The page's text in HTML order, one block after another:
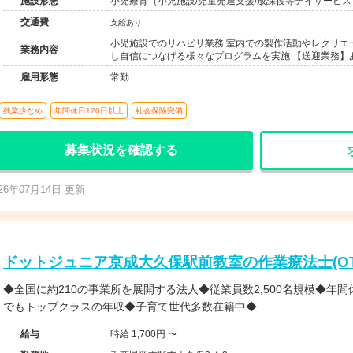
交通費
支給あり
業務内容
小児施設でのリハビリ業務 室内での製作活動やレクリ
し自信につなげる様々なプログラムを実施 【送迎業務】
雇用形態
常勤
残業少なめ 年間休日120日以上 社会保険完備
募集状況を確認する
年07月14日 更新
ドットジュニア京成大久保駅前教室の作業療法士
◆全国に約210の事業所を展開する法人◆従業員数2,500名規模◆年
でもトップクラスの年収◆子育て世代多数在籍中◆
給与
時給 1,700円 〜